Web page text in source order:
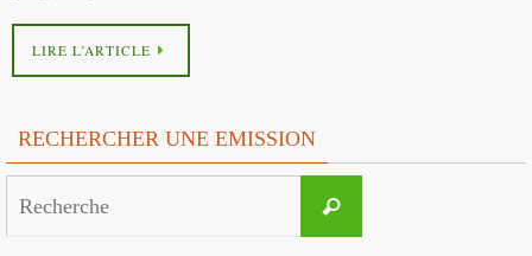
LIRE L’ARTICLE
RECHERCHER UNE EMISSION
Recherche